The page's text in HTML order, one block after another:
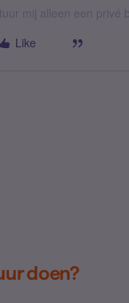
mij alleen een privé
Like
doen?